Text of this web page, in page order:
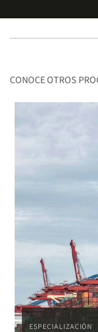
CONOCE OTROS
ESPECIALIZACIÓN